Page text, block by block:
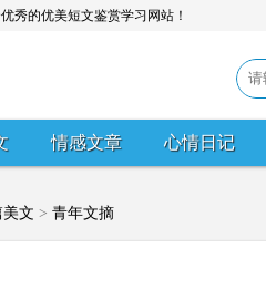
秀的优美短文鉴赏学习网站！
情感文章 心情日记
文 > 青年文摘